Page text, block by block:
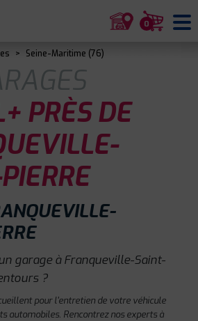
0
> Seine-Maritime (76)
PRÈS DE
garage à Franqueville-Saint-
?
pour l'entretien de votre véhicule
automobiles. Rencontrez nos experts à